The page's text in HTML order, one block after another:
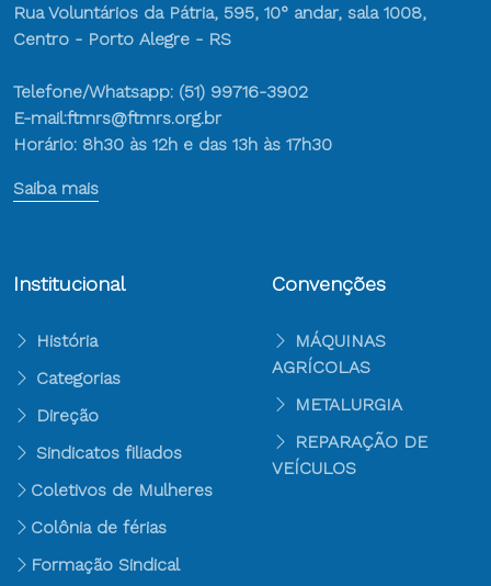
Rua Voluntários da Pátria, 595, 10° andar, sala 1008,
Centro - Porto Alegre - RS
Telefone/Whatsapp: (51) 99716-3902
E-mail:ftmrs@ftmrs.org.br
Horário: 8h30 às 12h e das 13h às 17h30
Saiba mais
Institucional
História
Categorias
Direção
Sindicatos filiados
Coletivos de Mulheres
Colônia de férias
Formação Sindical
Convenções
MÁQUINAS
AGRÍCOLAS
METALURGIA
REPARAÇÃO DE
VEÍCULOS